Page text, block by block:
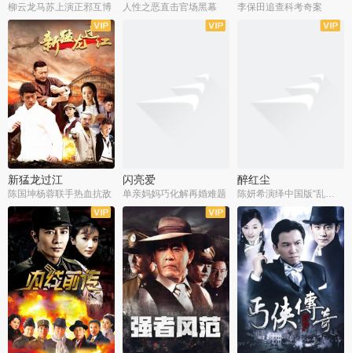
柳云龙马苏上演正邪互博 人性之恶直击官场黑幕
李保田追查科考奇案
全36集
新猛龙过江
陈国坤杨蓉联手热血抗敌
闪亮爱
单亲妈妈巧化解再婚难题
醉红尘
陈妍希演绎中国版“乱世佳人”
全30集
全30集 全30集